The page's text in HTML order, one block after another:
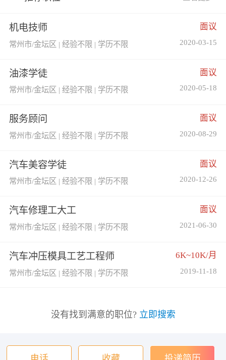
机电技师 面议
常州市/金坛区 | 经验不限 | 学历不限 2020-03-15
油漆学徒 面议
常州市/金坛区 | 经验不限 | 学历不限 2020-05-18
服务顾问 面议
常州市/金坛区 | 经验不限 | 学历不限 2020-08-29
汽车美容学徒 面议
常州市/金坛区 | 经验不限 | 学历不限 2020-12-26
汽车修理工大工 面议
常州市/金坛区 | 经验不限 | 学历不限 2021-06-30
汽车冲压模具工艺工程师 6K~10K/月
常州市/金坛区 | 经验不限 | 学历不限 2019-11-18
没有找到满意的职位? 立即搜索